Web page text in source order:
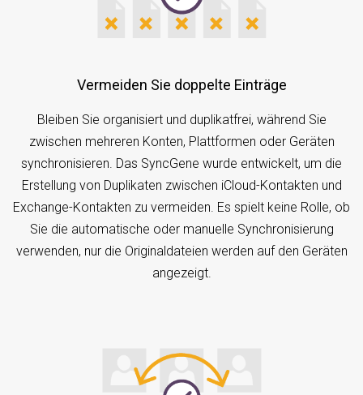
Vermeiden Sie doppelte Einträge
Bleiben Sie organisiert und duplikatfrei, während Sie
zwischen mehreren Konten, Plattformen oder Geräten
synchronisieren. Das SyncGene wurde entwickelt, um die
Erstellung von Duplikaten zwischen iCloud-Kontakten und
Exchange-Kontakten zu vermeiden. Es spielt keine Rolle, ob
Sie die automatische oder manuelle Synchronisierung
verwenden, nur die Originaldateien werden auf den Geräten
angezeigt.